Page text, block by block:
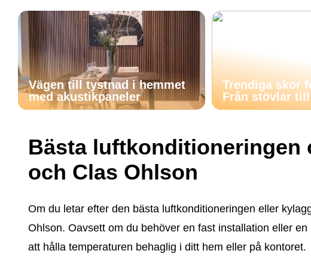
Vägen till tystnad i hemmet
med akustikpaneler
Trendiga skor
Från stövlar
Bästa luftkonditioneringen
och Clas Ohlson
Om du letar efter den bästa luftkonditioneringen eller
Ohlson. Oavsett om du behöver en fast installation eller
att hålla temperaturen behaglig i ditt hem eller på kontoret.